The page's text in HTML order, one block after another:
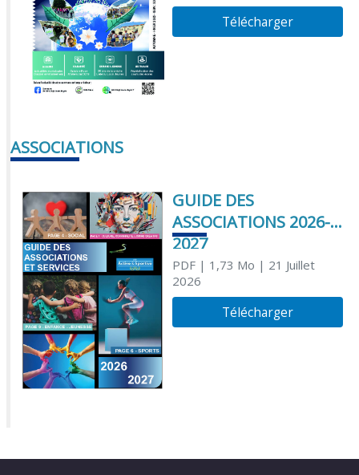
Télécharger
ASSOCIATIONS
GUIDE DES
ASSOCIATIONS 2026-
2027
PDF| 1,73 Mo | 21 Juillet
2026
Télécharger